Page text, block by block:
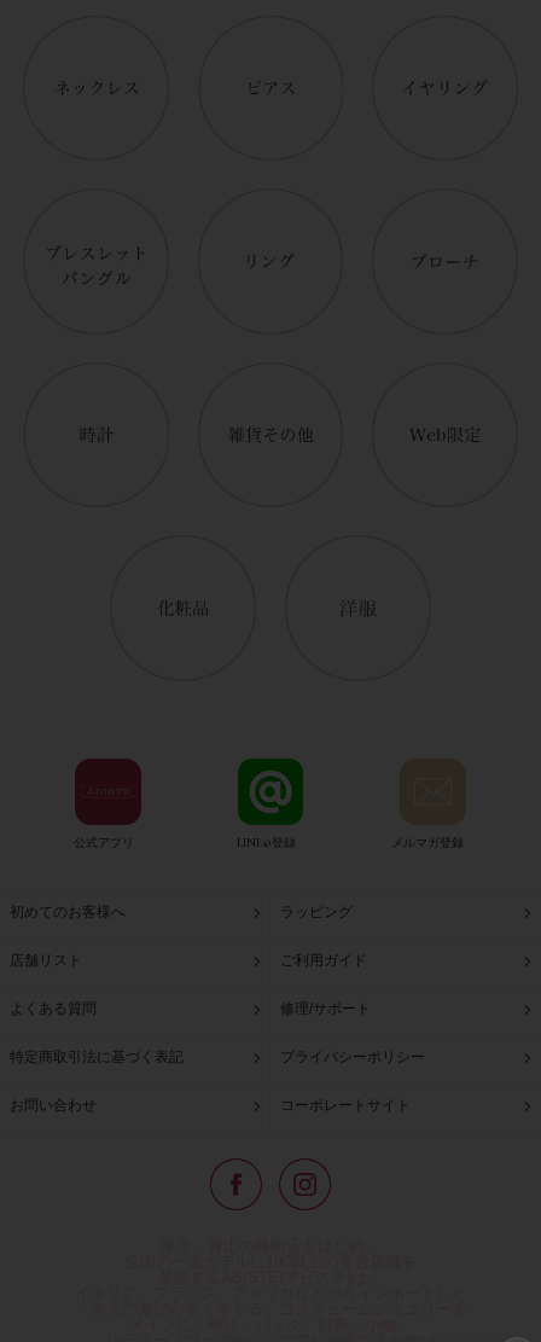
公式アプリ LINE@登録 メルマガ登録
初めてのお客様へ ラッピング
店舗リスト ご利用ガイド
よくある質問 修理/サポート
特定商取引法に基づく表記 プライバシーポリシー
お問い合わせ コーポレートサイト